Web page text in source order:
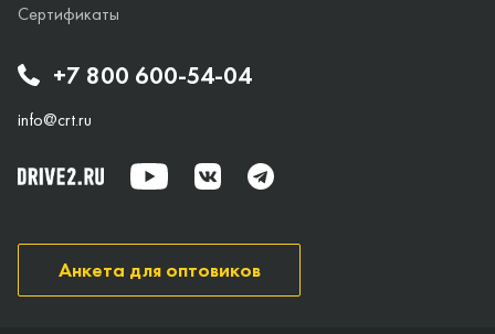
+7 800 600-54-04
info@crt.ru
Сертификаты
Анкета для оптовиков